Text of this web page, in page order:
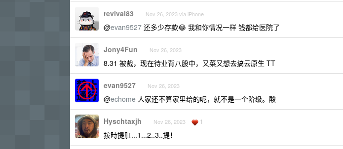
revival83 Nov 26, 2023 via iPhone
@evan9527 还多少存款😂 我和你情况一样 钱都给医院了
Jony4Fun Nov 26, 2023
8.31 被裁，现在待业背八股中，又菜又想去搞云原生 TT
evan9527 Nov 26, 2023
@echome 人家还不算家里给的呢，就不是一个阶级。酸
Hyschtaxjh Nov 26, 2023 1
按時提肛...1...2..3..提！